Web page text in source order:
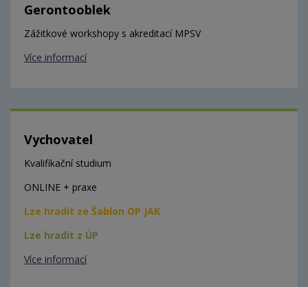
Gerontooblek
Zážitkové workshopy s akreditací MPSV
Více informací
Vychovatel
Kvalifikační studium
ONLINE + praxe
Lze hradit ze Šablon OP JAK
Lze hradit z ÚP
Více informací